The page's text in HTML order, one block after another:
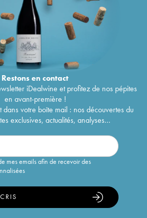
Restons encontact
iDealwine et profitez de nos pépites
en avant-première !
dans votre boîte mail : nos découvertes du
exclusives, actualités, analyses...
mes emails afin de recevoir des